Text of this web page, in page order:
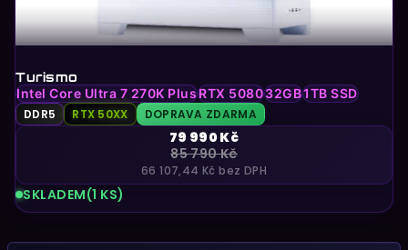
Turismo
Intel Core Ultra 7 270K PlusRTX 508032GB1TB SSD
DDR5
RTX 50XX DOPRAVA ZDARMA
66 107,44 Kč bez DPH
79 990 Kč
85 790 Kč
SKLADEM(1 KS)